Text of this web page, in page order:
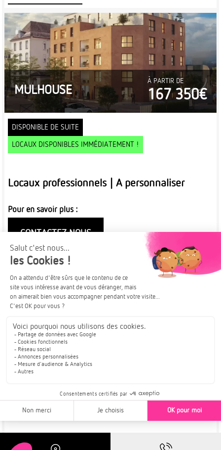
MULHOUSE
À PARTIR DE
167 350€
DISPONIBLE DE SUITE
LOCAUX DISPONIBLES IMMÉDIATEMENT !
Locaux professionnels | A personnaliser
Pour en savoir plus :
CONTACTEZ NOUS Plus de détails
KEMBS
TRAVAUX EN COURS
Résidence H2O | Cadre de vie idéal